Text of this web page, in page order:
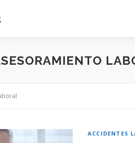
ACCIDENTES